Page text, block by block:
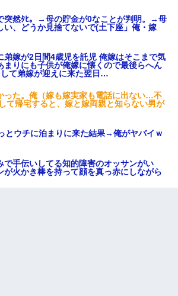
突然ﾀﾋ。→母の貯金が0なことが判明。→母
い、どうか見捨てないで(土下座」俺・嫁
弟嫁が2日間4歳児を託児 俺嫁はそこまで気
まりにも子供が俺嫁に懐くので最後らへん
て弟嫁が迎えに来た翌日…
った。俺（嫁も嫁実家も電話に出ない…不
て帰宅すると、嫁と嫁両親と知らない男が
とウチに泊まりに来た結果→俺がヤバイｗ
で手伝いしてる知的障害のオッサンがい
が火かき棒を持って顔を真っ赤にしながら